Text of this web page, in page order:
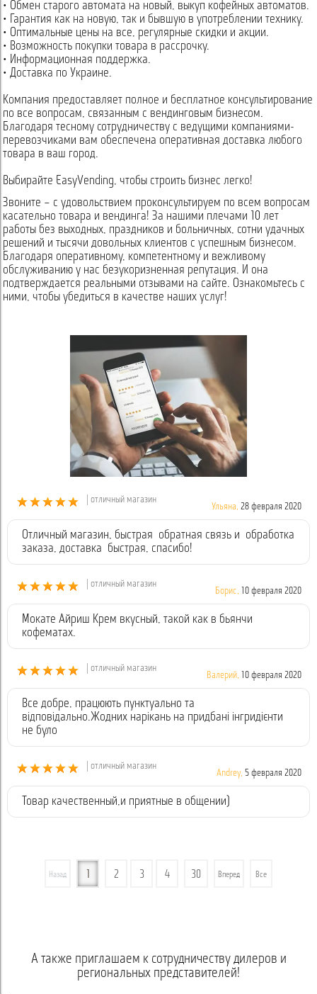
• Обмен старого автомата на новый, выкуп кофейных автоматов.
• Гарантия как на новую, так и бывшую в употреблении технику.
• Оптимальные цены на все, регулярные скидки и акции.
• Возможность покупки товара в рассрочку.
• Информационная поддержка.
• Доставка по Украине.
Компания предоставляет полное и бесплатное консультирование
по все вопросам, связанным с вендинговым бизнесом.
Благодаря тесному сотрудничеству с ведущими компаниями-
перевозчиками вам обеспечена оперативная доставка любого
товара в ваш город.
Выбирайте EasyVending, чтобы строить бизнес легко!
Звоните – с удовольствием проконсультируем по всем вопросам
касательно товара и вендинга! За нашими плечами 10 лет
работы без выходных, праздников и больничных, сотни удачных
решений и тысячи довольных клиентов с успешным бизнесом.
Благодаря оперативному, компетентному и вежливому
обслуживанию у нас безукоризненная репутация. И она
подтверждается реальными отзывами на сайте. Ознакомьтесь с
ними, чтобы убедиться в качестве наших услуг!
| отличный магазин
Ульяна, 28 февраля 2020
Отличный магазин, быстрая обратная связь и обработка
заказа, доставка быстрая, спасибо!
| отличный магазин
Борис, 10 февраля 2020
Мокате Айриш Крем вкусный, такой как в бьянчи
кофематах.
| отличный магазин
Валерий, 10 февраля 2020
Все добре, працюють пунктуально та
відповідально.Жодних нарікань на придбані інгридієнти
не було
| отличный магазин
Andrey, 5 февраля 2020
Товар качественный,и приятные в общении)
Назад 2 3 4 30 Вперед Все
А также приглашаем к сотрудничеству дилеров и
региональных представителей!